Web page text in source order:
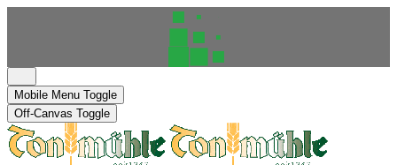
Mobile Menu Toggle
Off-Canvas Toggle